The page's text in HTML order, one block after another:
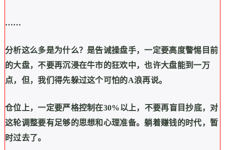
……
分析这么多是为什么？是告诫操盘手，一定要高度警惕目前
的大盘，不要再沉浸在牛市的狂欢中，也许大盘能到一万
点，但，我们得先躲过这个可怕的A浪再说。
仓位上，一定要严格控制在30%以上，不要再盲目抄底，对
这轮调整要有足够的思想和心理准备。躺着赚钱的时代，暂
时过去了。